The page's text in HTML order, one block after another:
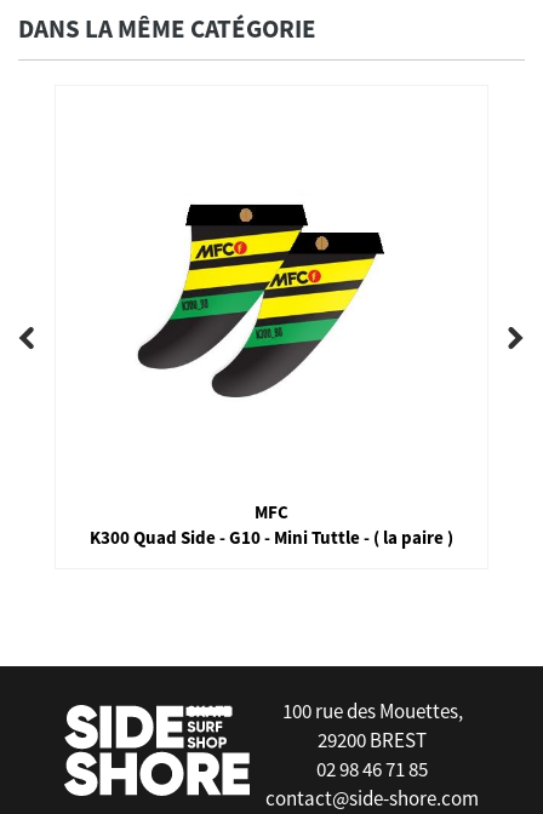
DANS LA MÊME CATÉGORIE
3SW - Center - Us Box
100 rue des Mouettes,
29200 BREST
02 98 46 71 85
contact@side-shore.com